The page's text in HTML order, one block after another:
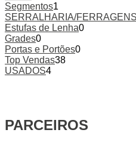
Segmentos1
SERRALHARIA/FERRAGENS
Estufas de Lenha0
Grades0
Portas e Portões0
Top Vendas38
USADOS4
PARCEIROS